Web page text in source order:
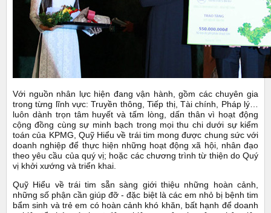
Với nguồn nhân lực hiện đang vận hành, gồm các chuyên gia
trong từng lĩnh vực: Truyền thông, Tiếp thị, Tài chính, Pháp lý…
luôn dành trọn tâm huyết và tấm lòng, dấn thân vì hoạt động
cộng đồng cùng sự minh bạch trong mọi thu chi dưới sự kiểm
toán của KPMG, Quỹ Hiểu về trái tim mong được chung sức với
doanh nghiệp để thực hiện những hoạt động xã hội, nhân đạo
theo yêu cầu của quý vị; hoặc các chương trình từ thiện do Quý
vị khởi xướng và triển khai.
Quỹ Hiểu về trái tim sẵn sàng giới thiệu những hoàn cảnh,
những số phận cần giúp đỡ - đặc biệt là các em nhỏ bị bệnh tim
bẩm sinh và trẻ em có hoàn cảnh khó khăn, bất hạnh để doanh